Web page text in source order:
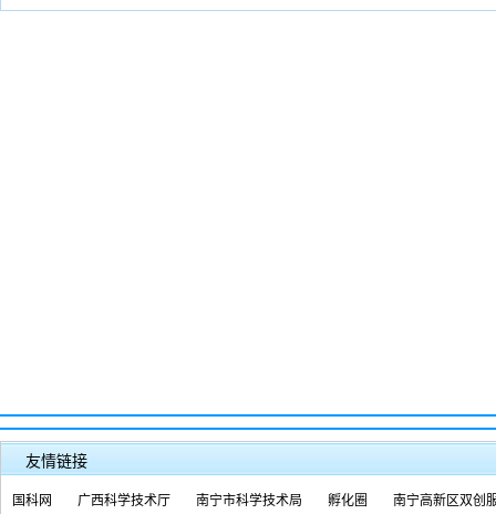
友情链接
国科网 广西科学技术厅 南宁市科学技术局 孵化圈 南宁高新区双创